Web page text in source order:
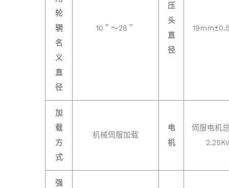
轮
辋
名
义
直
径
10＂～28＂
压
头
直
径
加
载
方
式
机械伺服加载
电
机
伺服电机
强